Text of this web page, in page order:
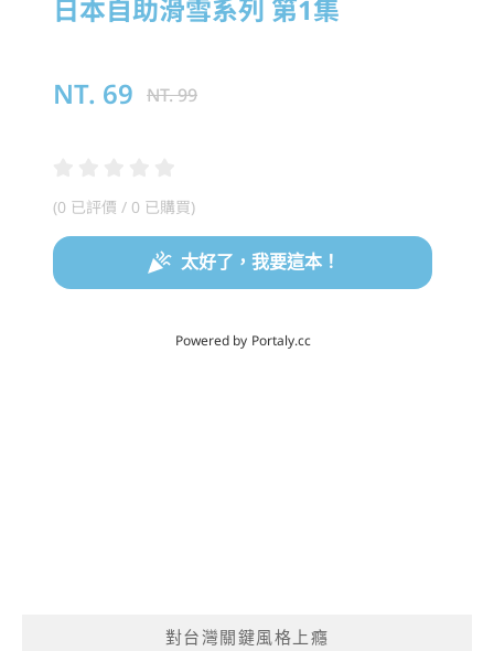
對台灣關鍵風格上癮